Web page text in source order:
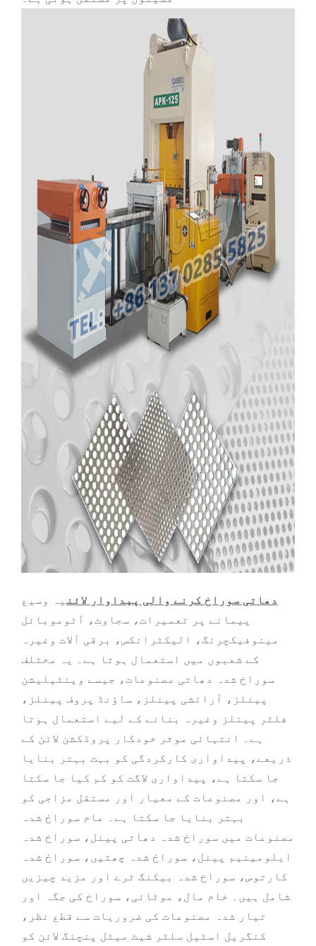
دھاتی سوراخ کرنے والی پیداوار لائنیہ وسیع
پیمانے پر تعمیرات، سجاوٹ، آٹوموبائل
مینوفیکچرنگ، الیکٹرانکس، برقی آلات وغیرہ
کے شعبوں میں استعمال ہوتا ہے۔ یہ مختلف
سوراخ شدہ دھاتی مصنوعات، جیسے وینٹیلیشن
پینلز، آرائشی پینلز، ساؤنڈ پروف پینلز،
فلٹر پینلز وغیرہ بنانے کے لیے استعمال ہوتا
ہے۔ انتہائی موثر خودکار پروڈکشن لائن کے
ذریعے، پیداواری کارکردگی کو بہت بہتر بنایا
جا سکتا ہے، پیداواری لاگت کو کم کیا جا سکتا
ہے، اور مصنوعات کے معیار اور مستقل مزاجی کو
بہتر بنایا جا سکتا ہے۔ عام سوراخ شدہ
مصنوعات میں سوراخ شدہ دھاتی پینل، سوراخ شدہ
ایلومینیم پینل، سوراخ شدہ چھتیں، سوراخ شدہ
کارتوس، سوراخ شدہ بیکنگ ٹرے اور مزید چیزیں
شامل ہیں۔ خام مال، موٹائی، سوراخ کی جگہ اور
تیار شدہ مصنوعات کی ضروریات سے قطع نظر،
کنگریل اسٹیل سلٹر شیٹ میٹل پنچنگ لائن کو